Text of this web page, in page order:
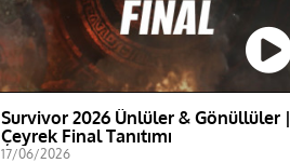
Survivor 2026 Ünlüler & Gönüllüler |
Çeyrek Final Tanıtımı
17/06/2026